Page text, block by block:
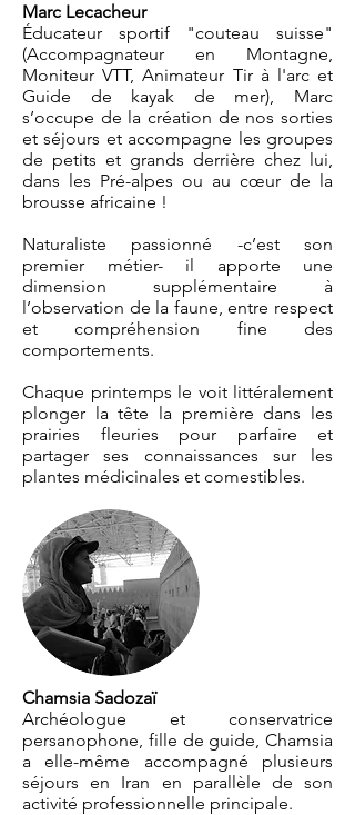
Marc Lecacheur
Éducateur sportif "couteau suisse"
(Accompagnateur en Montagne,
Moniteur VTT, Animateur Tir à l'arc et
Guide de kayak de mer), Marc
s’occupe de la création de nos sorties
et séjours et accompagne les groupes
de petits et grands derrière chez lui,
dans les Pré-alpes ou au cœur de la
brousse africaine !
Naturaliste passionné -c’est son
premier métier- il apporte une
dimension supplémentaire à
l’observation de la faune, entre respect
et compréhension fine des
comportements.
Chaque printemps le voit littéralement
plonger la tête la première dans les
prairies fleuries pour parfaire et
partager ses connaissances sur les
plantes médicinales et comestibles.
Chamsia Sadozaï
Archéologue et conservatrice
persanophone, fille de guide, Chamsia
a elle-même accompagné plusieurs
séjours en Iran en parallèle de son
activité professionnelle principale.